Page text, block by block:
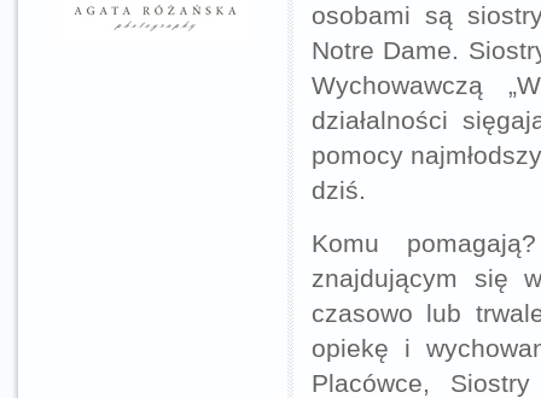
osobami są
Notre Dame.
Wychowawczą
działalności
pomocy
dziś.
Komu
znajdującym się
czasowo lub
opiekę i
Placówce,